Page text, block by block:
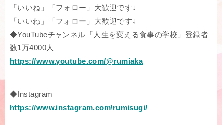
「いいね」「フォロー」大歓迎です↓
「いいね」「フォロー」大歓迎です↓
◆YouTubeチャンネル「人生を変える食事の学校」登録者
数1万4000人
https://www.youtube.com/@rumiaka
◆Instagram
https://www.instagram.com/rumisugi/